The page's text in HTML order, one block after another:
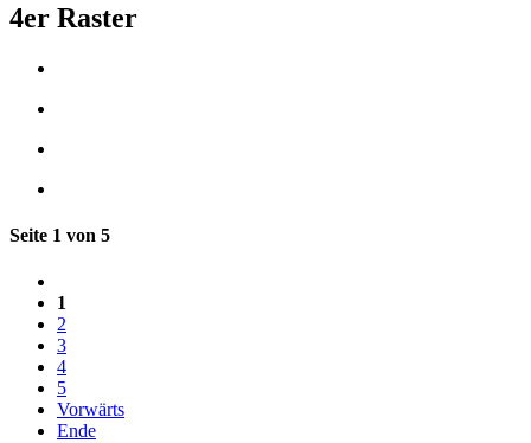
4er Raster
Seite 1 von 5
1
2
3
4
5
Vorwärts
Ende